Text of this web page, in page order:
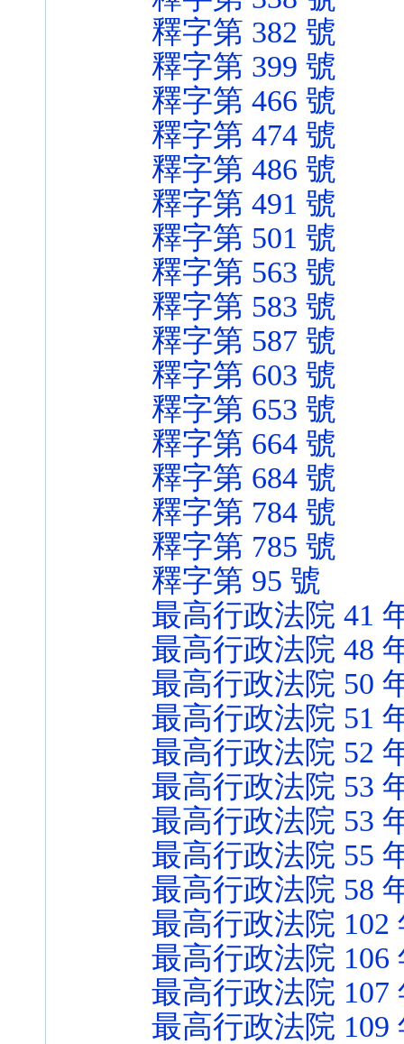
釋字第 382 號
釋字第 399 號
釋字第 466 號
釋字第 474 號
釋字第 486 號
釋字第 491 號
釋字第 501 號
釋字第 563 號
釋字第 583 號
釋字第 587 號
釋字第 603 號
釋字第 653 號
釋字第 664 號
釋字第 684 號
釋字第 784 號
釋字第 785 號
釋字第 95 號
最高行政法院 41
最高行政法院 48
最高行政法院 50
最高行政法院 51
最高行政法院 52
最高行政法院 53
最高行政法院 53
最高行政法院 55
最高行政法院 58
最高行政法院 102
最高行政法院 106
最高行政法院 107
最高行政法院 109